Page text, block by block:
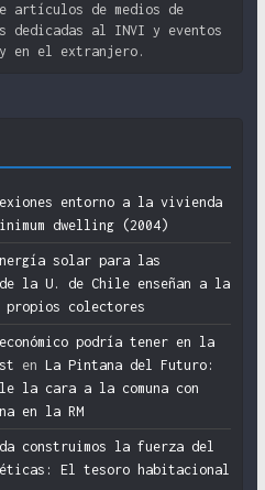
artículos de medios de
dedicadas al INVI y eventos
en el extranjero.
entorno a la vivienda
dwelling (2004)
solar para las
la U. de Chile enseñan a la
propios colectores
podría tener en la
en La Pintana del Futuro:
la cara a la comuna con
en la RM
construimos la fuerza del
El tesoro habitacional